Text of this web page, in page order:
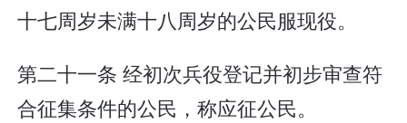
十七周岁未满十八周岁的公民服现役。
第二十一条 经初次兵役登记并初步审查符
合征集条件的公民，称应征公民。